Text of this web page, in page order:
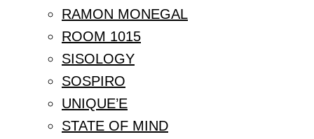
RAMON MONEGAL
ROOM 1015
SISOLOGY
SOSPIRO
UNIQUE’E
STATE OF MIND